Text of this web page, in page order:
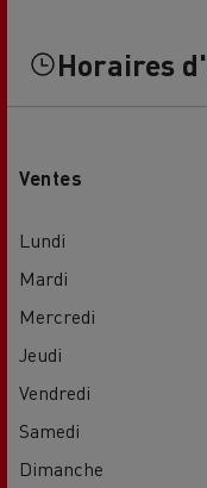
Horaires
Ventes
Lundi
Mardi
Mercredi
Jeudi
Vendredi
Samedi
Dimanche